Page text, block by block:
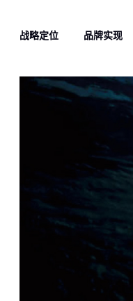
战略定位 品牌实现